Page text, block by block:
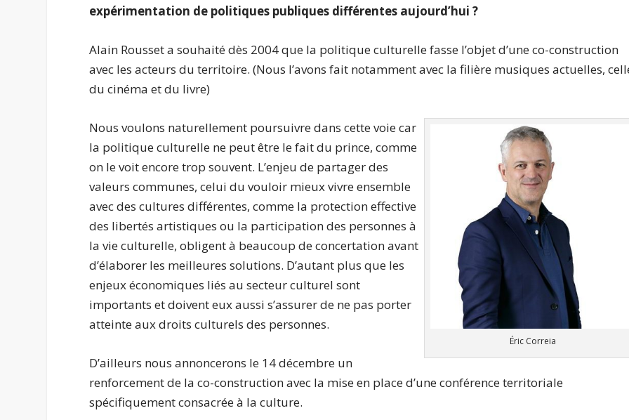
expérimentation de politiques publiques différentes aujourd’hui ?
Alain Rousset a souhaité dès 2004 que la politique culturelle fasse l’objet d’une co-construction
avec les acteurs du territoire. (Nous l’avons fait notamment avec la filière musiques actuelles,
du cinéma et du livre)
Éric Correia
Nous voulons naturellement poursuivre dans cette voie car
la politique culturelle ne peut être le fait du prince, comme
on le voit encore trop souvent. L’enjeu de partager des
valeurs communes, celui du vouloir mieux vivre ensemble
avec des cultures différentes, comme la protection effective
des libertés artistiques ou la participation des personnes à
la vie culturelle, obligent à beaucoup de concertation avant
d’élaborer les meilleures solutions. D’autant plus que les
enjeux économiques liés au secteur culturel sont
importants et doivent eux aussi s’assurer de ne pas porter
atteinte aux droits culturels des personnes.
D’ailleurs nous annoncerons le 14 décembre un
renforcement de la co-construction avec la mise en place d’une conférence territoriale
spécifiquement consacrée à la culture.